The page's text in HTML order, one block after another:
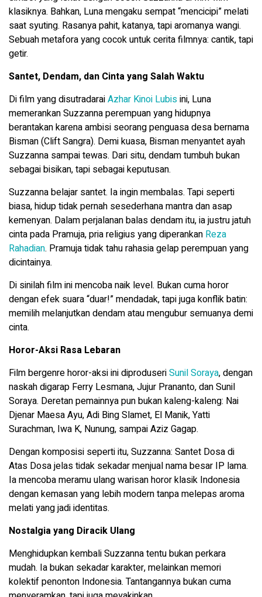
klasiknya. Bahkan, Luna mengaku sempat “mencicipi” melati
saat syuting. Rasanya pahit, katanya, tapi aromanya wangi.
Sebuah metafora yang cocok untuk cerita filmnya: cantik, tapi
getir.
Santet, Dendam, dan Cinta yang Salah Waktu
Di film yang disutradaraiAzhar Kinoi Lubisini, Luna
memerankan Suzzanna perempuan yang hidupnya
berantakan karena ambisi seorang penguasa desa bernama
Bisman (Clift Sangra). Demi kuasa, Bisman menyantet ayah
Suzzanna sampai tewas. Dari situ, dendam tumbuh bukan
sebagai bisikan, tapi sebagai keputusan.
Suzzanna belajar santet. Ia ingin membalas. Tapi seperti
biasa, hidup tidak pernah sesederhana mantra dan asap
kemenyan. Dalam perjalanan balas dendam itu, ia justru jatuh
cinta pada Pramuja, pria religius yang diperankan Reza
Rahadian. Pramuja tidak tahu rahasia gelap perempuan yang
dicintainya.
Di sinilah film ini mencoba naik level. Bukan cuma horor
dengan efek suara “duar!” mendadak, tapi juga konflik batin:
memilih melanjutkan dendam atau mengubur semuanya demi
cinta.
Horor-Aksi Rasa Lebaran
Film bergenre horor-aksi ini diproduseriSunil Soraya, dengan
naskah digarap Ferry Lesmana, Jujur Prananto, dan Sunil
Soraya. Deretan pemainnya pun bukan kaleng-kaleng: Nai
Djenar Maesa Ayu, Adi Bing Slamet, El Manik, Yatti
Surachman, Iwa K, Nunung, sampai Aziz Gagap.
Dengan komposisi seperti itu, Suzzanna: Santet Dosa di
Atas Dosa jelas tidak sekadar menjual nama besar IP lama.
Ia mencoba meramu ulang warisan horor klasik Indonesia
dengan kemasan yang lebih modern tanpa melepas aroma
melati yang jadi identitas.
Nostalgia yang Diracik Ulang
Menghidupkan kembali Suzzanna tentu bukan perkara
mudah. Ia bukan sekadar karakter, melainkan memori
kolektif penonton Indonesia. Tantangannya bukan cuma